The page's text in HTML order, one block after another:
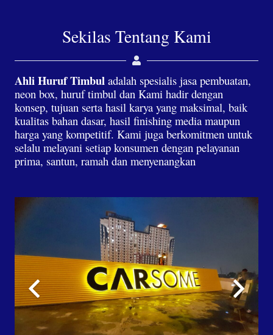
Sekilas Tentang Kami
Ahli Huruf Timbul adalah spesialis jasa pembuatan,
neon box, huruf timbul dan Kami hadir dengan
konsep, tujuan serta hasil karya yang maksimal, baik
kualitas bahan dasar, hasil finishing media maupun
harga yang kompetitif. Kami juga berkomitmen untuk
selalu melayani setiap konsumen dengan pelayanan
prima, santun, ramah dan menyenangkan